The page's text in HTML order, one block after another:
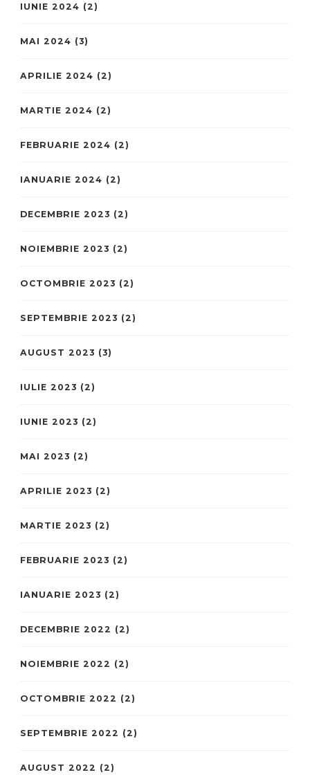
IUNIE 2024 (2)
MAI 2024 (3)
APRILIE 2024 (2)
MARTIE 2024 (2)
FEBRUARIE 2024 (2)
IANUARIE 2024 (2)
DECEMBRIE 2023 (2)
NOIEMBRIE 2023 (2)
OCTOMBRIE 2023 (2)
SEPTEMBRIE 2023 (2)
AUGUST 2023 (3)
IULIE 2023 (2)
IUNIE 2023 (2)
MAI 2023 (2)
APRILIE 2023 (2)
MARTIE 2023 (2)
FEBRUARIE 2023 (2)
IANUARIE 2023 (2)
DECEMBRIE 2022 (2)
NOIEMBRIE 2022 (2)
OCTOMBRIE 2022 (2)
SEPTEMBRIE 2022 (2)
AUGUST 2022 (2)